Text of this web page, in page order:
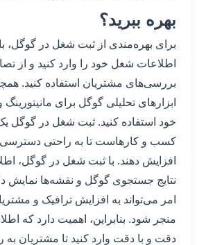
بهره ببرید؟
برای بهره‌مندی از ثبت شغل در گوگل،
اطلاعات شغل خود را وارد کنید و از
بررسی‌های مشتریان استفاده کنید.
ابزارهای تحلیلی گوگل برای
خود استفاده کنید. ثبت شغل در گوگل
کسب و کارهاست تا به راحتی دسترسی
افزایش دهند. با ثبت شغل در گوگل،
نتایج جستجوی گوگل و نقشه‌ها نمایش
امر می‌تواند به افزایش ترافیک و
منجر شود. بنابراین، اهمیت دارد که
دقت و با دقت وارد کنید تا مشتریان به